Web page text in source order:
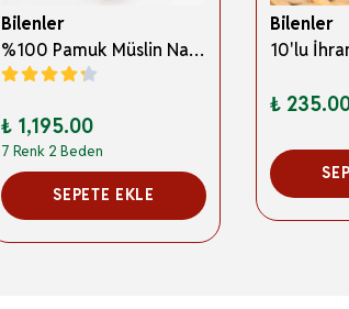
Bilenler
%100 Pamuk Müslin Namaz Elbisesi Yandan Bağlamalı -Terletmeyen Rahat Kumaş, 36-48 Beden, İbadet Kıyafeti
₺ 1,195.00
7 Renk 2 Beden
SEPETE EKLE
Bilenler
₺